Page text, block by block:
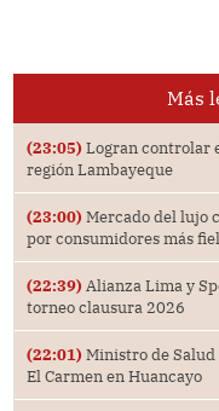
Más
(23:05) Logran controlar
región Lambayeque
(23:00) Mercado del lujo
por consumidores más
(22:39) Alianza Lima y
torneo clausura 2026
(22:01) Ministro de Salud
El Carmen en Huancayo